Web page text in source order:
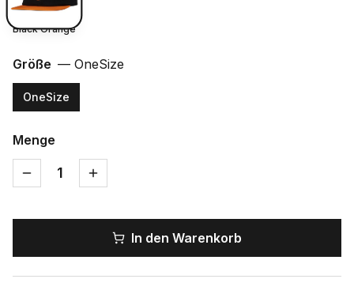
Black Orange
Größe — OneSize
OneSize
Menge
1
In den Warenkorb